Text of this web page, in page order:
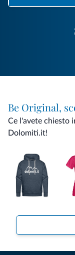
Be Original,
Ce l'avete chiesto
Dolomiti.it!